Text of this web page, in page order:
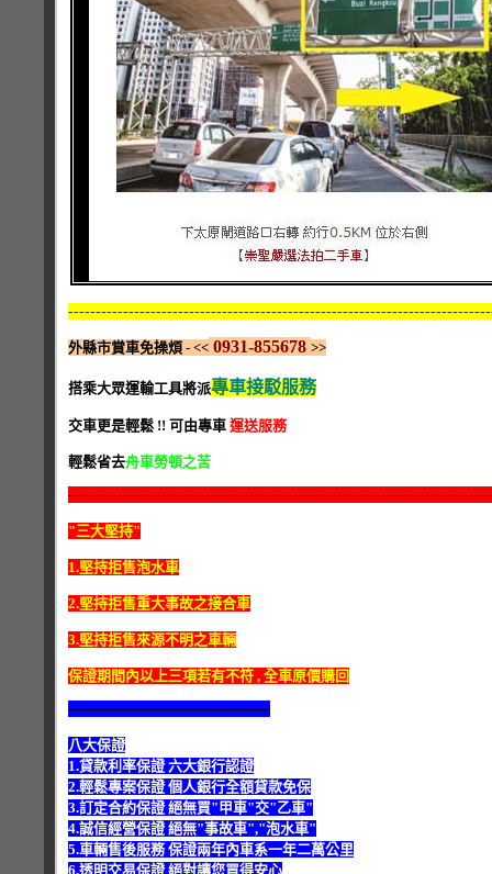
外縣市賞車免操煩 - << 0931-855678 >>
搭乘大眾運輸工具將派專車接駁服務
交車更是輕鬆 !! 可由專車 運送服務
輕鬆省去舟車勞頓之苦
"三大堅持"
1.堅持拒售泡水車
2.堅持拒售重大事故之接合車
3.堅持拒售來源不明之車輛
保證期間內以上三項若有不符 , 全車原價購回
----------------------------------------------
八大保證
1.貸款利率保證 六大銀行認證
2.輕鬆專案保證 個人銀行全額貸款免保
3.訂定合約保證 絕無買"甲車"交"乙車"
4.誠信經營保證 絕無"事故車","泡水車"
5.車輛售後服務 保證兩年內車系一年二萬公里
6.透明交易保證 絕對讓您買得安心